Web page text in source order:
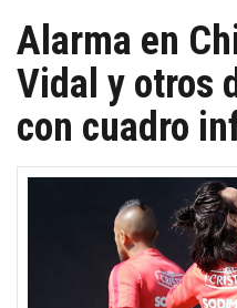
Alarma en
Vidal y otros
con cuadro